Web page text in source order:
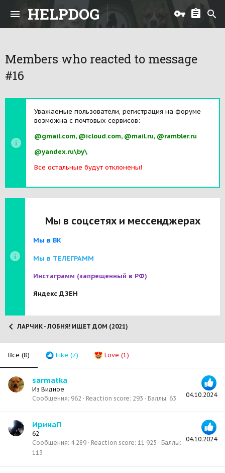
HELPDOG
Members who reacted to message
#16
Уважаемые пользователи, регистрация на форуме
возможна с почтовых сервисов:
@gmail.com, @icloud.com, @mail.ru, @rambler.ru
@yandex.ru\by\
Все остальные будут отклонены!
Мы в соцсетях и мессенджерах
Мы в ВК
Мы в ТЕЛЕГРАММ
Инстаграмм (запрещенный в РФ)
Яндекс ДЗЕН
ЛАРЧИК - ЛОБНЯ! ИЩЕТ ДОМ (2021)
Все (8) Like (7) Love (1)
04.10.2024
sarmatka
Из Видное
Сообщения 962 Reaction score 293 Баллы 63
04.10.2024
ИринаП
62
Сообщения 4 289 Reaction score 11 925
Баллы
113